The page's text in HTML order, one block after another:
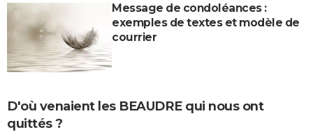
Message de condoléances :
exemples de textes et modèle de
courrier
D'où venaient les BEAUDRE qui nous ont
quittés ?